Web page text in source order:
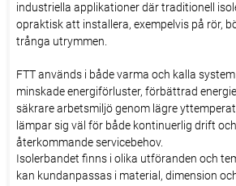
industriella applikationer där traditionell
opraktisk att installera, exempelvis på rör,
trånga utrymmen.
FTT används i både varma och kalla system
minskade energiförluster, förbättrad
säkrare arbetsmiljö genom lägre
lämpar sig väl för både kontinuerlig drift
återkommande servicebehov.
Isolerbandet finns i olika utföranden och
kan kundanpassas i material, dimension